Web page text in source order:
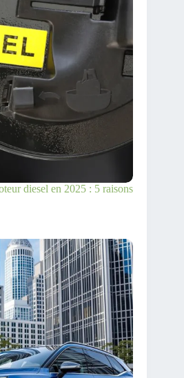
diesel en 2025 : 5 raisons